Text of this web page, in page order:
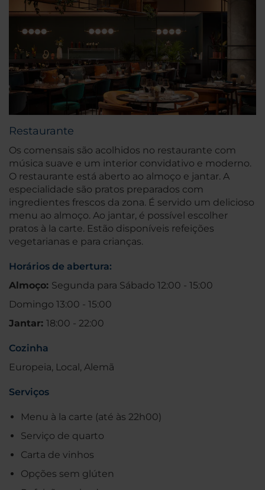
Restaurante
Os comensais são acolhidos no restaurante com
música suave e um interior convidativo e moderno.
O restaurante está aberto ao almoço e jantar. A
especialidade são pratos preparados com
ingredientes frescos da zona. É servido um delicioso
menu ao almoço. Ao jantar, é possível escolher
pratos à la carte. Estão disponíveis refeições
vegetarianas e para crianças.
Horários de abertura:
Almoço: Segunda para Sábado 12:00 - 15:00
Domingo 13:00 - 15:00
Jantar: 18:00 - 22:00
Cozinha
Europeia, Local, Alemã
Serviços
Menu à la carte (até às 22h00)
Serviço de quarto
Carta de vinhos
Opções sem glúten